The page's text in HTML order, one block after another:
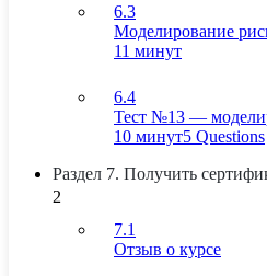
6.3
Моделирование
11 минут
6.4
Тест №13 —
10 минут5 Questions
Раздел 7. Получить
2
7.1
Отзыв о курсе